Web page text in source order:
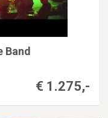
Band
€ 1.275,-